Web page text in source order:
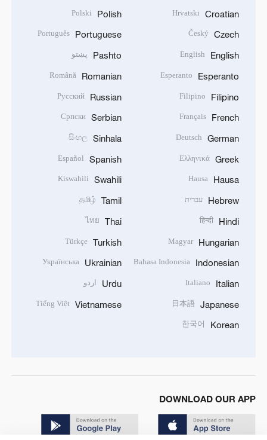
Croatian
Hrvatski
Czech
Český
English
English
Esperanto
Esperanto
Filipino
Filipino
French
Français
German
Deutsch
Greek
Ελληνικά
Hausa
Hausa
Hebrew עברית
Hindi
हिन्दी
Hungarian
Magyar
Indonesian
Bahasa Indonesia
Italian
Italiano
Japanese
日本語
Korean
한국어
Polish
Polski
Portuguese
Português
Pashto پښتو
Romanian
Română
Russian
Русский
Serbian
Српски
Sinhala
සිංහල
Spanish
Español
Swahili
Kiswahili
Tamil
தமிழ்
Thai
ไทย
Turkish
Türkçe
Ukrainian
Українська
Urdu اردو
Vietnamese
Tiếng Việt
DOWNLOAD OUR APP